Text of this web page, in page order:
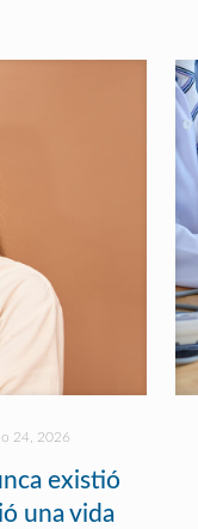
24, 2026
existió
una vida